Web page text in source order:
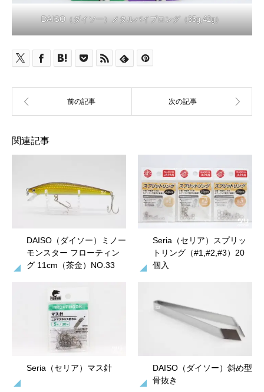
DAISO（ダイソー）メタルバイブロング（35g,42g）
関連記事
DAISO（ダイソー）ミノー
モンスター フローティン
グ 11cm（茶金）NO.33
Seria（セリア）スプリッ
トリング（#1,#2,#3）20
個入
Seria（セリア）マス針
DAISO（ダイソー）斜め型
骨抜き